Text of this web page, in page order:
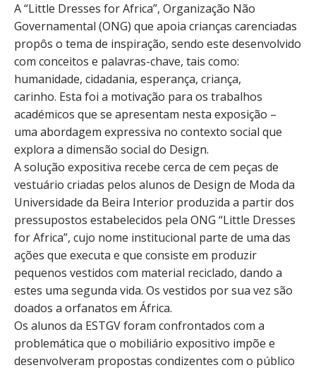
A “Little Dresses for Africa”, Organização Não
Governamental (ONG) que apoia crianças carenciadas
propôs o tema de inspiração, sendo este desenvolvido
com conceitos e palavras-chave, tais como:
humanidade, cidadania, esperança, criança,
carinho. Esta foi a motivação para os trabalhos
académicos que se apresentam nesta exposição –
uma abordagem expressiva no contexto social que
explora a dimensão social do Design.
A solução expositiva recebe cerca de cem peças de
vestuário criadas pelos alunos de Design de Moda da
Universidade da Beira Interior produzida a partir dos
pressupostos estabelecidos pela ONG “Little Dresses
for Africa”, cujo nome institucional parte de uma das
ações que executa e que consiste em produzir
pequenos vestidos com material reciclado, dando a
estes uma segunda vida. Os vestidos por sua vez são
doados a orfanatos em África.
Os alunos da ESTGV foram confrontados com a
problemática que o mobiliário expositivo impõe e
desenvolveram propostas condizentes com o público